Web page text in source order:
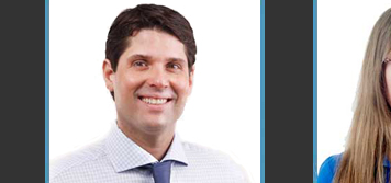
en ajustant la hauteur du siège, l’inclinaison du
du Québec